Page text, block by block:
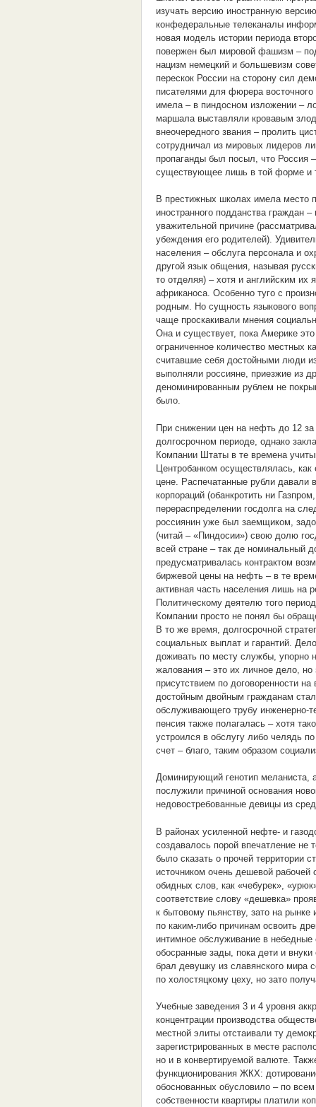
изучать версию иностранную
конфедеральные телеканалы
новая модель истории периода
повержен был мировой фашизм –
нацизм немецкий и большевизм
перескок России на сторону сил
писателями для фюрера
имела – в пиндосном изложении –
маршала выставляли кровавым
внеочередного звания – пролить
сотрудничал из мировых лидеров
пропаганды был посыл, что Россия
существующее лишь в той форме и
В престижных школах имела место
иностранного подданства граждан
уважительной причине
убеждения его родителей).
населения – обслуга персонала и
другой язык общения, называя
то отделяя) – хотя и английским
африканоса. Особенно туго с
родным. Но сущность языкового
чаще проскакивали мнения
Она и существует, пока Америке
ограниченное количество
считавшие себя достойными люди
выполняли россияне, приезжие из
деноминированным рублем не
было.
При снижении цен на нефть до 12 за
долгосрочном периоде, однако
Компании Штаты в те времена
Центробанком осуществлялась,
цене. Распечатанные рубли давали
корпораций (обанкротить ни
перераспределении госдолга на
россиянин уже был заемщиком,
(читай – «Пиндосии») свою долю
всей стране – так де номинальный
предусматривалась контрактом
биржевой цены на нефть – в те
активная часть населения лишь на
Политическому деятелю того
Компании просто не понял бы
В то же время, долгосрочной
социальных выплат и гарантий.
доживать по месту службы, упорно
жалования – это их личное дело, но
присутствием по договоренности
достойным двойным гражданам
обслуживающего трубу инженерно-
пенсия также полагалась – хотя
устроился в обслугу либо челядь
счет – благо, таким образом
Доминирующий генотип меланиста,
послужили причиной основания
недовостребованные девицы из
В районах усиленной нефте- и
создавалось порой впечатление не
было сказать о прочей территории
источником очень дешевой рабочей
обидных слов, как «чебурек»,
соответствие слову «дешевка»
к бытовому пьянству, зато на
по каким-либо причинам освоить
интимное обслуживание в
обосранные зады, пока дети и
брал девушку из славянского мира
по холостяцкому цеху, но зато
Учебные заведения 3 и 4 уровня
концентрации производства
местной элиты отстаивали ту
зарегистрированных в месте
но и в конвертируемой валюте.
функционирования ЖКХ:
обоснованных обусловило – по
собственности квартиры платили